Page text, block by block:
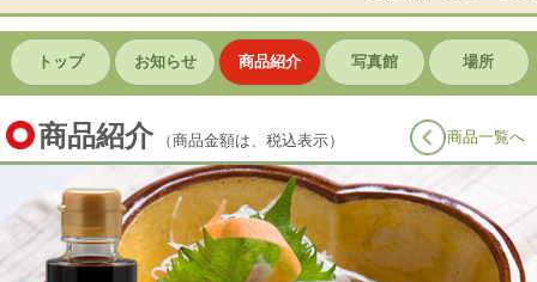
トップ お知らせ 商品紹介 写真館 場所
商品紹介 （商品金額は、税込表示） 商品一覧へ